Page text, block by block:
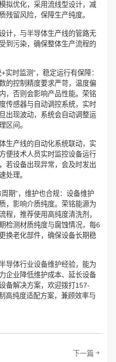
拟优化，采用流线型设计，减
残留风险，保障生产纯度。
，与半导体生产线的管路无
到污染，确保整体生产流程的
时监测”，稳定运行有保障：
的控制精度要求严苛，温度偏
，否则会影响产品性能。荣铭
传感器与自动调控系统，实时
出现波动，系统会自动调整运
区间。
产线的自动化系统联动，实
便技术人员实时监控设备运行
若设备出现异常，会及时发出
处理。
期”，维护也合规：设备维护
，影响介质纯度。荣铭能源为
程，推荐使用高纯度清洗剂，
检测材质纯度与腐蚀情况，每6
换老化部件，确保设备长期稳
体行业设备维护经验，能为
企业降低维护成本、延长设备
备解决方案，欢迎拨打157-
高纯度适配方案，兼顾效率与
下一篇